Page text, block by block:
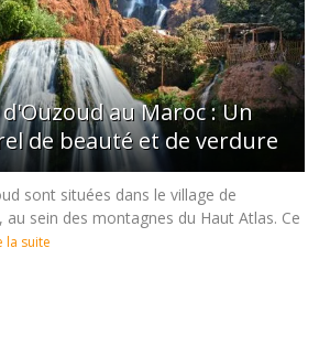
d'Ouzoud au Maroc : Un
de beauté et de verdure
sont situées dans le village de
sein des montagnes du Haut Atlas. Ce
la suite